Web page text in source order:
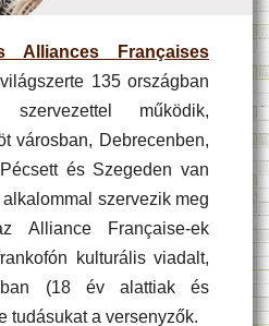
Alliances Françaises
135 országban
működik,
városban, Debrecenben,
és Szegeden van
szervezik meg
Alliance Française-ek
kulturális viadalt,
(18 év alattiak és
tudásukat a versenyzők.